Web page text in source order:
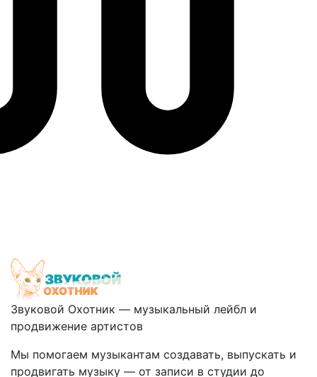
Звуковой Охотник — музыкальный лейбл и
продвижение артистов
Мы помогаем музыкантам создавать, выпускать и
продвигать музыку — от записи в студии до